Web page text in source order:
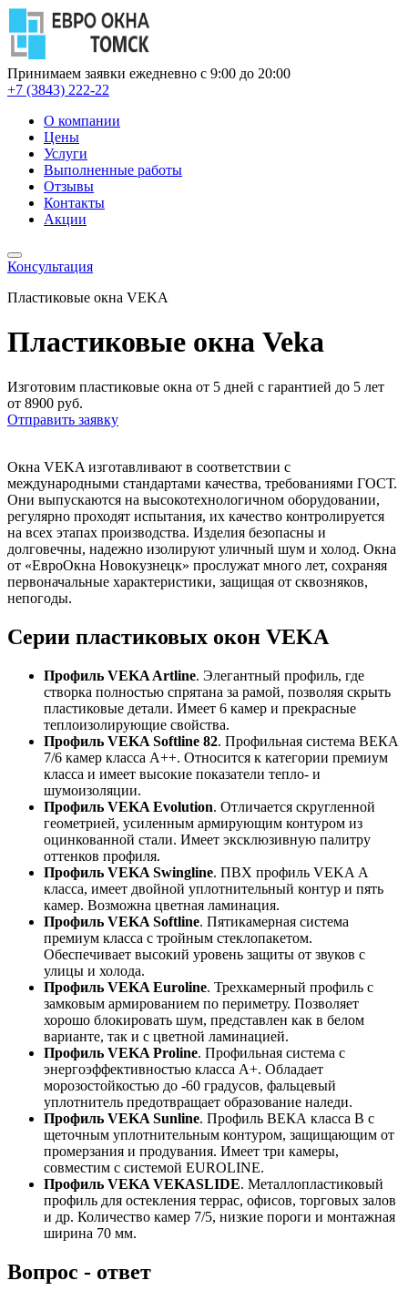
Принимаем заявки ежедневно с 9:00 до 20:00
+7 (3843) 222-22
О компании
Цены
Услуги
Выполненные работы
Отзывы
Контакты
Акции
Консультация
Пластиковые окна VEKA
Пластиковые окна Veka
Изготовим пластиковые окна от 5 дней с гарантией до 5 лет
от 8900 руб.
Отправить заявку
Окна VEKA изготавливают в соответствии с
международными стандартами качества, требованиями ГОСТ.
Они выпускаются на высокотехнологичном оборудовании,
регулярно проходят испытания, их качество контролируется
на всех этапах производства. Изделия безопасны и
долговечны, надежно изолируют уличный шум и холод. Окна
от «ЕвроОкна Новокузнецк» прослужат много лет, сохраняя
первоначальные характеристики, защищая от сквозняков,
непогоды.
Серии пластиковых окон VEKA
Профиль VEKA Artline. Элегантный профиль, где
створка полностью спрятана за рамой, позволяя скрыть
пластиковые детали. Имеет 6 камер и прекрасные
теплоизолирующие свойства.
Профиль VEKA Softline 82. Профильная система ВЕКА
7/6 камер класса А++. Относится к категории премиум
класса и имеет высокие показатели тепло- и
шумоизоляции.
Профиль VEKA Evolution. Отличается скругленной
геометрией, усиленным армирующим контуром из
оцинкованной стали. Имеет эксклюзивную палитру
оттенков профиля.
Профиль VEKA Swingline. ПВХ профиль VEKA А
класса, имеет двойной уплотнительный контур и пять
камер. Возможна цветная ламинация.
Профиль VEKA Softline. Пятикамерная система
премиум класса с тройным стеклопакетом.
Обеспечивает высокий уровень защиты от звуков с
улицы и холода.
Профиль VEKA Euroline. Трехкамерный профиль с
замковым армированием по периметру. Позволяет
хорошо блокировать шум, представлен как в белом
варианте, так и с цветной ламинацией.
Профиль VEKA Proline. Профильная система с
энергоэффективностью класса А+. Обладает
морозостойкостью до -60 градусов, фальцевый
уплотнитель предотвращает образование наледи.
Профиль VEKA Sunline. Профиль ВЕКА класса В с
щеточным уплотнительным контуром, защищающим от
промерзания и продувания. Имеет три камеры,
совместим с системой EUROLINE.
Профиль VEKA VEKASLIDE. Металлопластиковый
профиль для остекления террас, офисов, торговых залов
и др. Количество камер 7/5, низкие пороги и монтажная
ширина 70 мм.
Вопрос - ответ